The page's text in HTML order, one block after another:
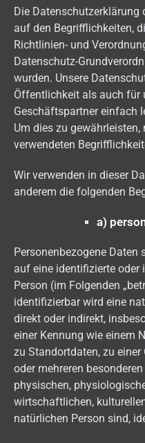
Die Datenschutzerklärung
auf den Begrifflichkeiten,
Richtlinien- und
Datenschutz-
wurden. Unsere
Öffentlichkeit als auch für
Geschäftspartner einfach
Um dies zu
verwendeten
Wir verwenden in dieser
anderem die folgenden
a)
Personenbezogene
auf eine identifizierte
Person (im Folgenden
identifizierbar wird eine
direkt oder indirekt,
einer Kennung wie einem
zu Standortdaten, zu einer
oder mehreren
physischen,
wirtschaftlichen,
natürlichen Person sind,